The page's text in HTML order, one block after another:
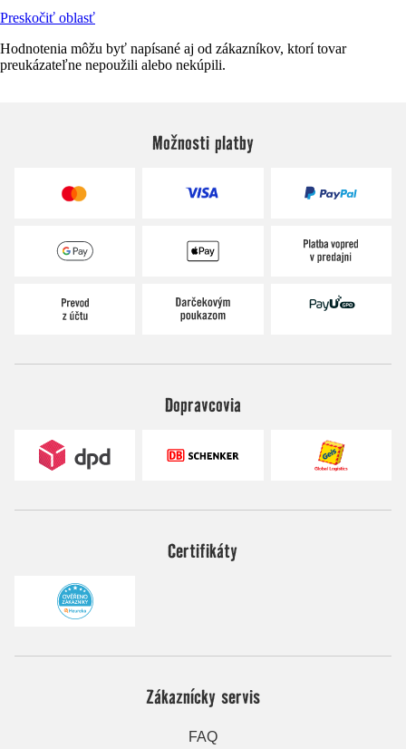
Preskočiť oblasť
Hodnotenia môžu byť napísané aj od zákazníkov, ktorí tovar
preukázateľne nepoužili alebo nekúpili.
Možnosti platby
Dopravcovia
Certifikáty
Zákaznícky servis
FAQ